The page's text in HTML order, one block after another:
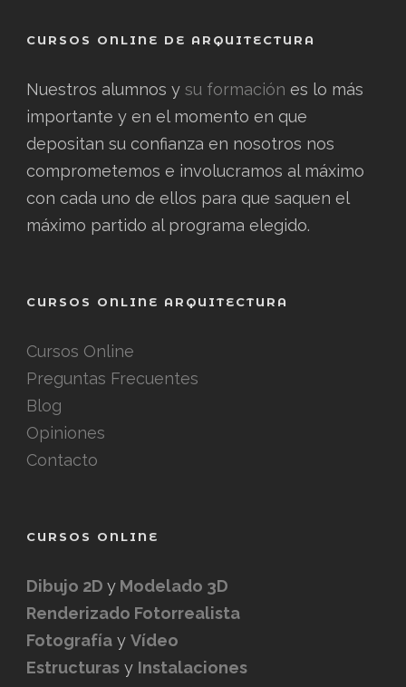
CURSOS ONLINE DE ARQUITECTURA
Nuestros alumnos y su formación es lo más
importante y en el momento en que
depositan su confianza en nosotros nos
comprometemos e involucramos al máximo
con cada uno de ellos para que saquen el
máximo partido al programa elegido.
CURSOS ONLINE ARQUITECTURA
Cursos Online
Preguntas Frecuentes
Blog
Opiniones
Contacto
CURSOS ONLINE
Dibujo 2D y Modelado 3D
Renderizado Fotorrealista
Fotografía y Vídeo
Estructuras y Instalaciones